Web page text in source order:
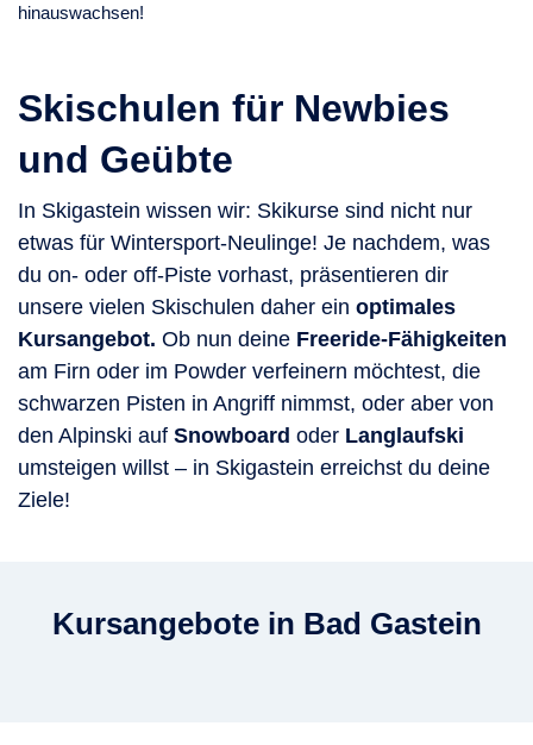
hinauswachsen!
Skischulen für Newbies
und Geübte
In Skigastein wissen wir: Skikurse sind nicht nur
etwas für Wintersport-Neulinge! Je nachdem, was
du on- oder off-Piste vorhast, präsentieren dir
unsere vielen Skischulen daher ein optimales
Kursangebot. Ob nun deine Freeride-Fähigkeiten
am Firn oder im Powder verfeinern möchtest, die
schwarzen Pisten in Angriff nimmst, oder aber von
den Alpinski auf Snowboard oder Langlaufski
umsteigen willst – in Skigastein erreichst du deine
Ziele!
Kursangebote in Bad Gastein